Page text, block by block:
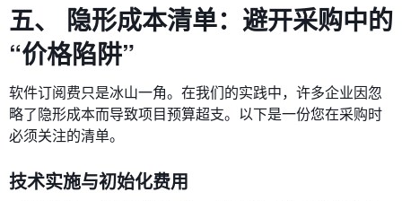
五、 隐形成本清单：避开采购中的
“价格陷阱”
软件订阅费只是冰山一角。在我们的实践中，许多企业因忽
略了隐形成本而导致项目预算超支。以下是一份您在采购时
必须关注的清单。
技术实施与初始化费用